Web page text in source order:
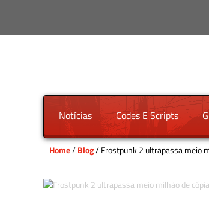
Notícias Codes E Scripts
Home/Blog/ Frostpunk 2 ultrapassa meio